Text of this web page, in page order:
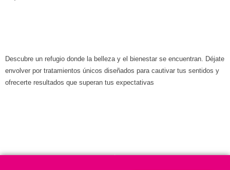
Descubre un refugio donde la belleza y el bienestar se encuentran. Déjate
envolver por tratamientos únicos diseñados para cautivar tus sentidos y
ofrecerte resultados que superan tus expectativas